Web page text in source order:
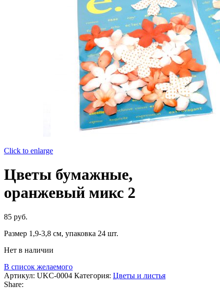
Click to enlarge
Цветы бумажные,
оранжевый микс 2
85 руб.
Размер 1,9-3,8 см, упаковка 24 шт.
Нет в наличии
В список желаемого
Артикул: UKC-0004 Категория: Цветы и листья
Share: